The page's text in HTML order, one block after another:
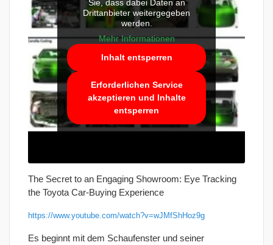
Sie, dass dabei Daten an
Drittanbieter weitergegeben
werden.
Mehr Informationen
Inhalt entsperren
Erforderlichen Service
akzeptieren und Inhalte
entsperren
The Secret to an Engaging Showroom: Eye Tracking
the Toyota Car-Buying Experience
https://www.youtube.com/watch?v=wJMfShHoz9g
Es beginnt mit dem Schaufenster und seiner